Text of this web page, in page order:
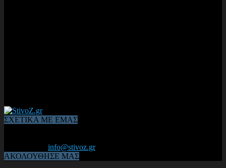
ΣΧΕΤΙΚΑ ΜΕ ΕΜΑΣ
info@stivoz.gr
ΑΚΟΛΟΥΘΗΣΕ ΜΑΣ